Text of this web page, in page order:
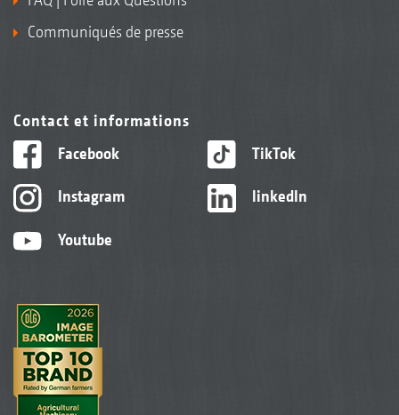
Communiqués de presse
Contact et informations
Facebook
Instagram
Youtube
TikTok
linkedIn